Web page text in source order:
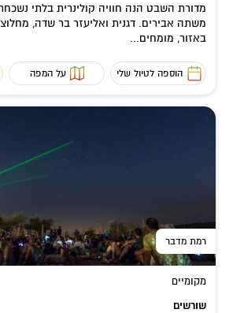
מדורת השבט הנה חוויה קולינרית בלתי
משתה אבירים. דגנית ואליעזר בר שדה,
באזור, מומחים...
הוספה לטיול שלי על המפה
רמת מדבר
מקומיים
שורשים